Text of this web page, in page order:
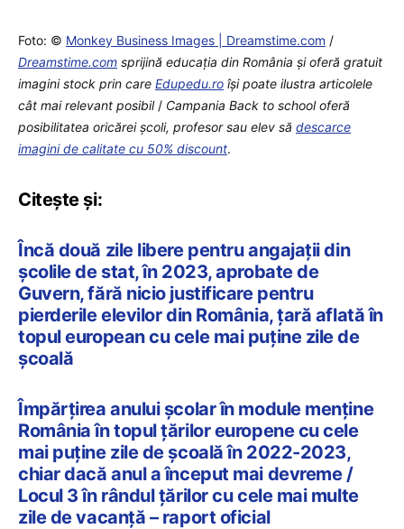
Foto: © Monkey Business Images | Dreamstime.com /
Dreamstime.com sprijină educaţia din România şi oferă gratuit
imagini stock prin care Edupedu.ro îşi poate ilustra articolele
cât mai relevant posibil/ Campania Back to school oferă
posibilitatea oricărei școli, profesor sau elev să descarce
imagini de calitate cu 50% discount.
Citește și:
Încă două zile libere pentru angajații din
școlile de stat, în 2023, aprobate de
Guvern, fără nicio justificare pentru
pierderile elevilor din România, țară aflată în
topul european cu cele mai puține zile de
școală
Împărțirea anului școlar în module menține
România în topul țărilor europene cu cele
mai puține zile de școală în 2022-2023,
chiar dacă anul a început mai devreme /
Locul 3 în rândul țărilor cu cele mai multe
zile de vacanță – raport oficial